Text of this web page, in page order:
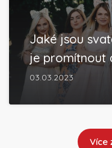
Jaké jsou
je promítnout
03.03.2023
Více